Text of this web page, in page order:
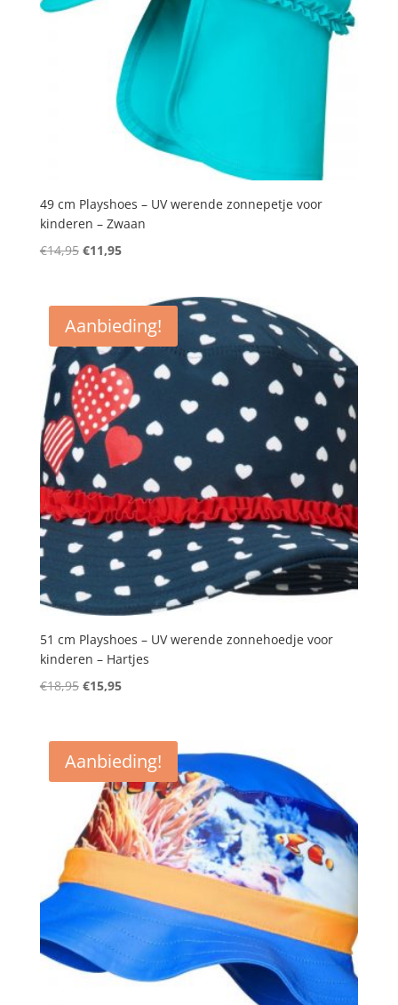
49 cm Playshoes – UV werende zonnepetje voor
kinderen – Zwaan
€14,95 Oorspronkelijke
€14,95.
€11,95Huidige
€11,95.
Aanbieding!
51 cm Playshoes – UV werende zonnehoedje voor
kinderen – Hartjes
€18,95 Oorspronkelijke
€18,95.
€15,95Huidige
€15,95.
Aanbieding!